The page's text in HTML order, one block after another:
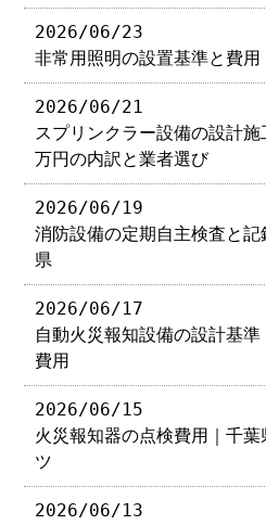
2026/06/23
非常用照明の設置基準と費
2026/06/21
スプリンクラー設備の設計
万円の内訳と業者選び
2026/06/19
消防設備の定期自主検査と
県
2026/06/17
自動火災報知設備の設計基
費用
2026/06/15
火災報知器の点検費用｜千
ツ
2026/06/13